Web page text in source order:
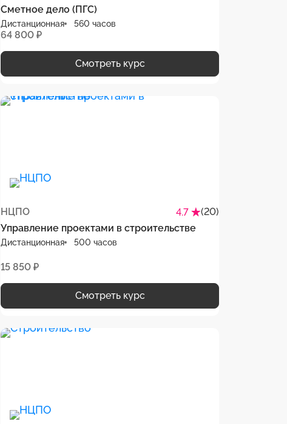
Сметное дело (ПГС)
Дистанционная 560 часов
64 800 ₽
Смотреть курс
НЦПО 4.7
(20)
Управление проектами в строительстве
Дистанционная 500 часов
15 850 ₽
Смотреть курс